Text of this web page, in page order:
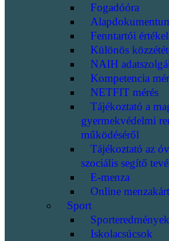
Fogadóóra
Fenntartói
Különös
NAIH
Kompetencia
NETFIT mérés
Tájékoztató a
gyermekvédelmi
működéséről
Tájékoztató az
szociális segítő
E-menza
Online
Sport
Sporteredmények
Iskolacsúcsok